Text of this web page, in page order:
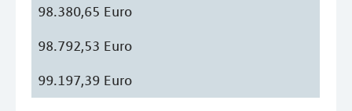
98.380,65 Euro
98.792,53 Euro
99.197,39 Euro